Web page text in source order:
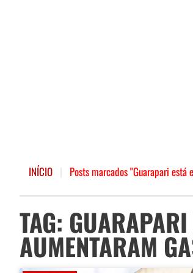
INÍCIO Posts marcados "Guarapari
TAG:
AUMENTARAM